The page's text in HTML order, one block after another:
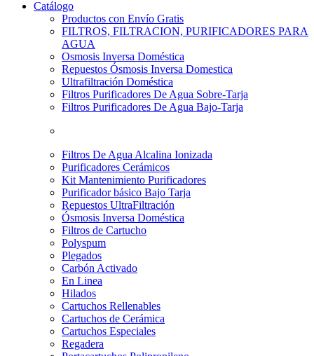
Catálogo
Productos con Envío Gratis
FILTROS, FILTRACION, PURIFICADORES PARA
AGUA
Osmosis Inversa Doméstica
Repuestos Ósmosis Inversa Domestica
Ultrafiltración Doméstica
Filtros Purificadores De Agua Sobre-Tarja
Filtros Purificadores De Agua Bajo-Tarja
Filtros De Agua Alcalina Ionizada
Purificadores Cerámicos
Kit Mantenimiento Purificadores
Purificador básico Bajo Tarja
Repuestos UltraFiltración
Ósmosis Inversa Doméstica
Filtros de Cartucho
Polyspum
Plegados
Carbón Activado
En Linea
Hilados
Cartuchos Rellenables
Cartuchos de Cerámica
Cartuchos Especiales
Regadera